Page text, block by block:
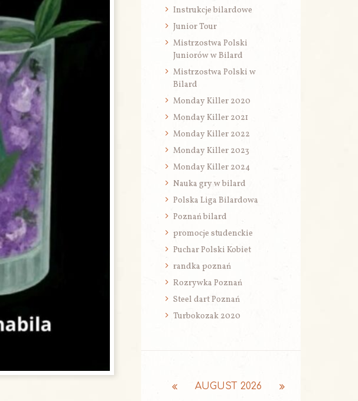
Instrukcje bilardowe
Junior Tour
Mistrzostwa Polski
Juniorów w Bilard
Mistrzostwa Polski w
Bilard
Monday Killer 2020
Monday Killer 2021
Monday Killer 2022
Monday Killer 2023
Monday Killer 2024
Nauka gry w bilard
Polska Liga Bilardowa
Poznań bilard
promocje studenckie
Puchar Polski Kobiet
randka poznań
Rozrywka Poznań
Steel dart Poznań
Turbokozak 2020
AUGUST 2026